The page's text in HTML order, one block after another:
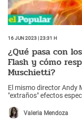
16 Jun 2023 | 23:31 h
¿Qué pasa con
Flash y cómo
Muschietti?
El mismo director Andy
"extraños" efectos
Valeria Mendoza